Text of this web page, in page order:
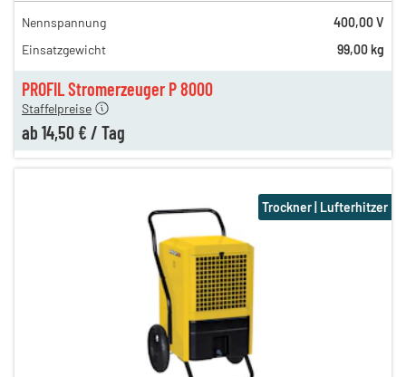
PROFIL Stromerzeuger P 8000
40,00 €
22,00 €
Staffelpreise
ab 14,50 € / Tag
Nennspannung
400,00 V
Einsatzgewicht
99,00 kg
Trockner | Lufterhitzer